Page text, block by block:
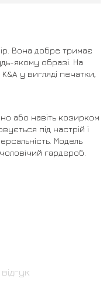
Вона добре тримає
якому образі. На
у вигляді печатки,
або навіть козирком
під настрій і
Модель
гардероб.